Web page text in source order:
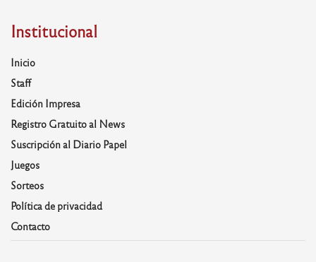
Institucional
Inicio
Staff
Edición Impresa
Registro Gratuito al News
Suscripción al Diario Papel
Juegos
Sorteos
Política de privacidad
Contacto